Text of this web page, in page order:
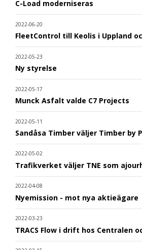
C-Load moderniseras
2022-06-20
FleetControl till Keolis i Uppland
2022-05-23
Ny styrelse
2022-05-17
Munck Asfalt valde C7 Projects
2022-05-11
Sandåsa Timber väljer Timber by
2022-05-02
Trafikverket väljer TNE som
2022-04-08
Nyemission - mot nya aktieägare
2022-03-23
TRACS Flow i drift hos Centralen